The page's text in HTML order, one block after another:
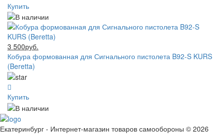
Купить
3 500руб.
Кобура формованная для Сигнального пистолета B92-S KURS
(Beretta)
Купить
Екатеринбург - Интернет-магазин товаров самообороны © 2026